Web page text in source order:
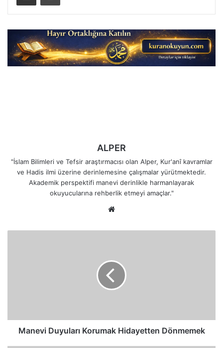
ALPER
"İslam Bilimleri ve Tefsir araştırmacısı olan Alper, Kur'anî kavramlar
ve Hadis ilmi üzerine derinlemesine çalışmalar yürütmektedir.
Akademik perspektifi manevi derinlikle harmanlayarak
okuyucularına rehberlik etmeyi amaçlar."
Manevi Duyuları Korumak Hidayetten Dönmemek